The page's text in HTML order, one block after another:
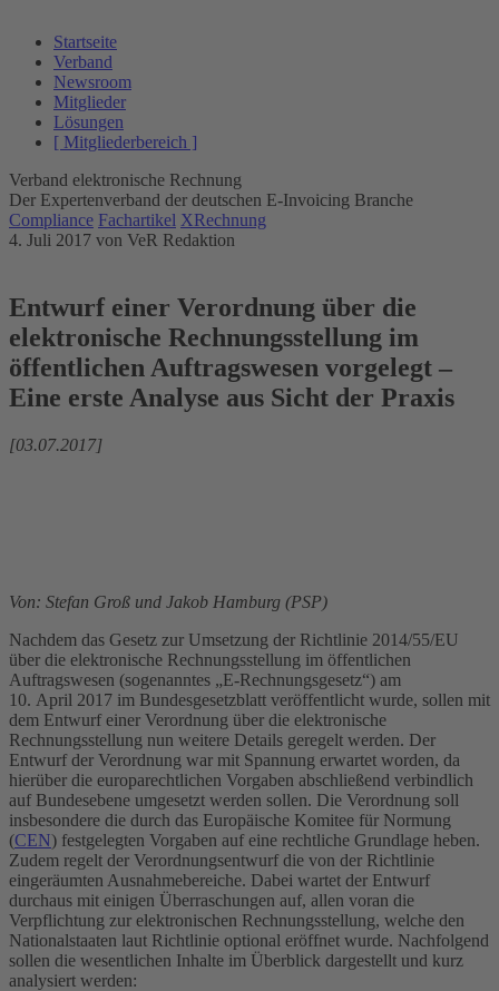
Startseite
Verband
Newsroom
Mitglieder
Lösungen
[ Mitgliederbereich ]
Verband elektronische Rechnung
Der Expertenverband der deutschen E-Invoicing Branche
Compliance Fachartikel XRechnung
4. Juli 2017 von VeR Redaktion
Entwurf einer Verordnung über die
elektronische Rechnungsstellung im
öffentlichen Auftragswesen vorgelegt –
Eine erste Analyse aus Sicht der Praxis
[03.07.2017]
Von: Stefan Groß und Jakob Hamburg (PSP)
Nachdem das Gesetz zur Umsetzung der Richtlinie 2014/55/EU
über die elektronische Rechnungsstellung im öffentlichen
Auftragswesen (sogenanntes „E-Rechnungsgesetz“) am
10. April 2017 im Bundesgesetzblatt veröffentlicht wurde, sollen mit
dem Entwurf einer Verordnung über die elektronische
Rechnungsstellung nun weitere Details geregelt werden. Der
Entwurf der Verordnung war mit Spannung erwartet worden, da
hierüber die europarechtlichen Vorgaben abschließend verbindlich
auf Bundesebene umgesetzt werden sollen. Die Verordnung soll
insbesondere die durch das Europäische Komitee für Normung
(CEN) festgelegten Vorgaben auf eine rechtliche Grundlage heben.
Zudem regelt der Verordnungsentwurf die von der Richtlinie
eingeräumten Ausnahmebereiche. Dabei wartet der Entwurf
durchaus mit einigen Überraschungen auf, allen voran die
Verpflichtung zur elektronischen Rechnungsstellung, welche den
Nationalstaaten laut Richtlinie optional eröffnet wurde. Nachfolgend
sollen die wesentlichen Inhalte im Überblick dargestellt und kurz
analysiert werden: